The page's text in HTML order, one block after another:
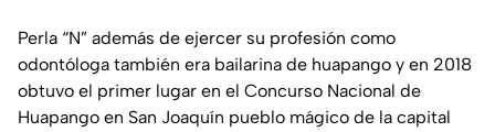
Perla “N” además de ejercer su profesión como
odontóloga también era bailarina de huapango y en 2018
obtuvo el primer lugar en el Concurso Nacional de
Huapango en San Joaquín pueblo mágico de la capital